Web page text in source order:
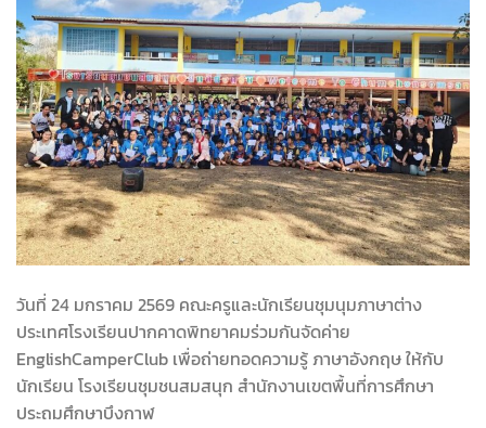
วันที่ 24 มกราคม 2569 คณะครูและนักเรียนชุมนุมภาษาต่าง
ประเทศโรงเรียนปากคาดพิทยาคมร่วมกันจัดค่าย
EnglishCamperClub เพื่อถ่ายทอดความรู้ ภาษาอังกฤษ ให้กับ
นักเรียน โรงเรียนชุมชนสมสนุก สำนักงานเขตพื้นที่การศึกษา
ประถมศึกษาบึงกาฬ